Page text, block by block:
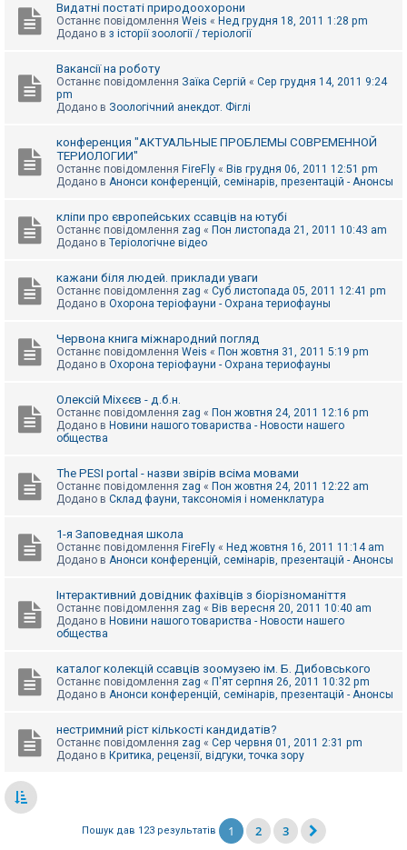
Видатні постаті природоохорони
Останнє повідомлення Weis « Нед грудня 18, 2011 1:28 pm
Додано в з історії зоології / теріології
Вакансії на роботу
Останнє повідомлення Заїка Сергій « Сер грудня 14, 2011 9:24
pm
Додано в Зоологічний анекдот. Фіглі
конференция "АКТУАЛЬНЫЕ ПРОБЛЕМЫ СОВРЕМЕННОЙ
ТЕРИОЛОГИИ"
Останнє повідомлення FireFly « Вів грудня 06, 2011 12:51 pm
Додано в Анонси конференцій, семінарів, презентацій - Анонсы
кліпи про європейських ссавців на ютубі
Останнє повідомлення zag « Пон листопада 21, 2011 10:43 am
Додано в Теріологічне відео
кажани біля людей. приклади уваги
Останнє повідомлення zag « Суб листопада 05, 2011 12:41 pm
Додано в Охорона теріофауни - Охрана териофауны
Червона книга міжнародний погляд
Останнє повідомлення Weis « Пон жовтня 31, 2011 5:19 pm
Додано в Охорона теріофауни - Охрана териофауны
Олексій Міхєєв - д.б.н.
Останнє повідомлення zag « Пон жовтня 24, 2011 12:16 pm
Додано в Новини нашого товариства - Новости нашего
общества
The PESI portal - назви звірів всіма мовами
Останнє повідомлення zag « Пон жовтня 24, 2011 12:22 am
Додано в Склад фауни, таксономія і номенклатура
1-я Заповедная школа
Останнє повідомлення FireFly « Нед жовтня 16, 2011 11:14 am
Додано в Анонси конференцій, семінарів, презентацій - Анонсы
Інтерактивний довідник фахівців з біорізноманіття
Останнє повідомлення zag « Вів вересня 20, 2011 10:40 am
Додано в Новини нашого товариства - Новости нашего
общества
каталог колекцій ссавців зоомузею ім. Б. Дибовського
Останнє повідомлення zag « П'ят серпня 26, 2011 10:32 pm
Додано в Анонси конференцій, семінарів, презентацій - Анонсы
нестримний ріст кількості кандидатів?
Останнє повідомлення zag « Сер червня 01, 2011 2:31 pm
Додано в Критика, рецензії, відгуки, точка зору
Пошук дав 123 результатів 1 2 3